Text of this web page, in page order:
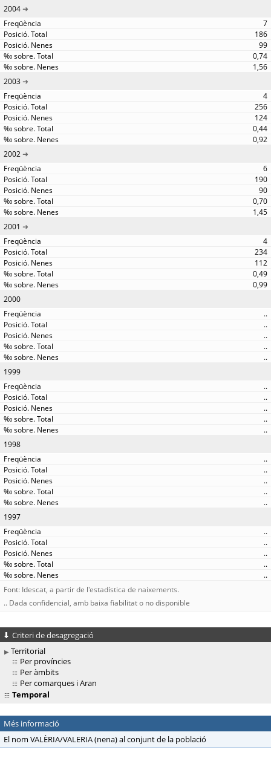
2004
7
186
99
0,74
1,56
2003
4
256
124
0,44
0,92
2002
6
190
90
0,70
1,45
2001
4
234
112
0,49
0,99
2000
..
..
..
..
..
1999
..
..
..
..
..
1998
..
..
..
..
..
1997
..
..
..
..
..
Font: Idescat, a partir de l'estadística de naixements.
.. Dada confidencial, amb baixa fiabilitat o no disponible
Criteri de desagregació
Territorial
Per províncies
Per àmbits
Per comarques i Aran
Temporal
Més informació
El nom VALÈRIA/VALERIA (nena) al conjunt de la població